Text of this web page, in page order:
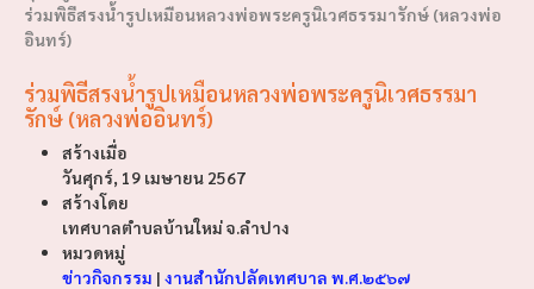
ร่วมพิธีสรงน้ำรูปเหมือนหลวงพ่อพระครูนิเวศธรรมารักษ์ (หลวงพ่อ
อินทร์)
ร่วมพิธีสรงน้ำรูปเหมือนหลวงพ่อพระครูนิเวศธรรมา
รักษ์ (หลวงพ่ออินทร์)
สร้างเมื่อ
วันศุกร์, 19 เมษายน 2567
สร้างโดย
เทศบาลตำบลบ้านใหม่ จ.ลำปาง
หมวดหมู่
ข่าวกิจกรรม | งานสำนักปลัดเทศบาล พ.ศ.๒๕๖๗